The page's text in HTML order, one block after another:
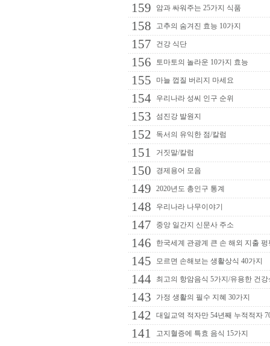
159 암과 싸워주는 25가지 식품
158 고추의 숨겨진 효능 10가지
157 건강 식단
156 토마토의 놀라운 10가지 효능
155 마늘 껍질 버리지 마세요
154 우리나라 성씨 인구 순위
153 섬진강 발원지
152 독서의 유익한 점/칼럼
151 거짓말/칼럼
150 경제용어 모음
149 2020년도 총인구 통계
148 우리나라 나무이야기
147 중앙 일간지 신문사 주소
146 한국세계 관광계 큰 손 해외 지출 펑
145 모르면 손해보는 생활상식 40가지
144 최고의 항암음식 5가지/유용한 건강
143 가정 생활의 필수 지혜 30가지
142 대일교역 적자만 54년째 누적적자
141 고지혈증에 특효 음식 15가지